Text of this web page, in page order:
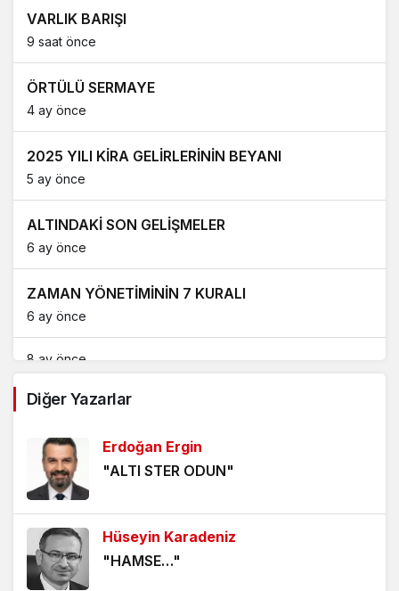
VARLIK BARIŞI
9 saat önce
ÖRTÜLÜ SERMAYE
4 ay önce
2025 YILI KİRA GELİRLERİNİN BEYANI
5 ay önce
ALTINDAKİ SON GELİŞMELER
6 ay önce
ZAMAN YÖNETİMİNİN 7 KURALI
6 ay önce
8 ay önce
65 YAŞ AYLIĞI
ABD’NİN BORÇLARI VE 3. DÜNYA SAVAŞI
10 ay önce
T.C. MERKEZ BANKASI ENFLASYON RAPORU
2025/3 (3)
10 ay önce
Diğer Yazarlar
Erdoğan Ergin
"ALTI STER ODUN"
Hüseyin Karadeniz
"HAMSE…"